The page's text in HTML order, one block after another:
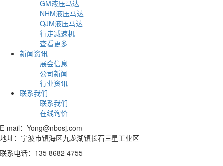
GM液压马达
NHM液压马达
QJM液压马达
行走减速机
查看更多
新闻资讯
展会信息
公司新闻
行业资讯
联系我们
联系我们
在线询价
E-mail：Yong@nbosj.com
地址：宁波市镇海区九龙湖镇长石三星工业区
联系电话：135 8682 4755